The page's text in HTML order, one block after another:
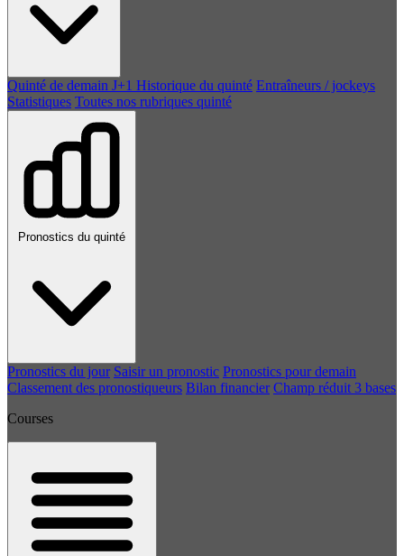
Quinté de demain J+1 Historique du quinté Entraîneurs / jockeys
Statistiques Toutes nos rubriques quinté
Pronostics du quinté
Pronostics du jour Saisir un pronostic Pronostics pour demain
Classement des pronostiqueurs Bilan financier Champ réduit 3 bases
Courses